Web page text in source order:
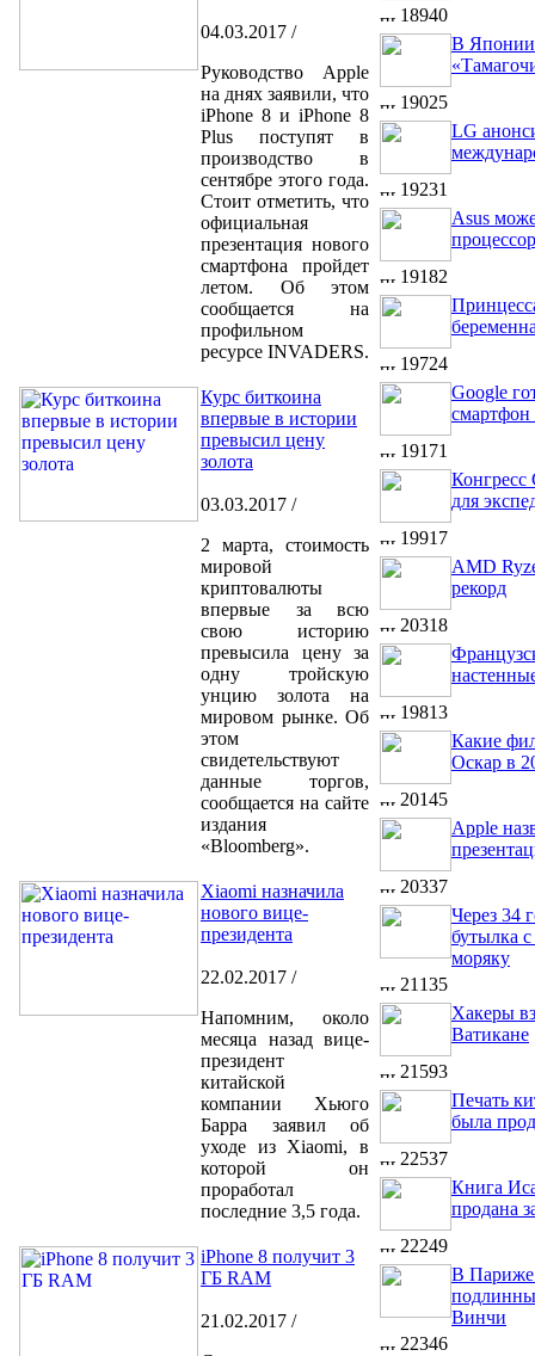
04.03.2017 /
Руководство Apple
на днях заявили, что
iPhone 8 и iPhone 8
Plus поступят в
производство в
сентябре этого года.
Стоит отметить, что
официальная
презентация нового
смартфона пройдет
летом. Об этом
сообщается на
профильном
ресурсе INVADERS.
Курс биткоина
впервые в истории
превысил цену
золота
03.03.2017 /
2 марта, стоимость
мировой
криптовалюты
впервые за всю
свою историю
превысила цену за
одну тройскую
унцию золота на
мировом рынке. Об
этом
свидетельствуют
данные торгов,
сообщается на сайте
издания
«Bloomberg».
Xiaomi назначила
нового вице-
президента
22.02.2017 /
Напомним, около
месяца назад вице-
президент
китайской
компании Хьюго
Барра заявил об
уходе из Xiaomi, в
которой он
проработал
последние 3,5 года.
iPhone 8 получит 3
ГБ RAM
21.02.2017 /
18940
В Японии
19025
LG
19231
Asus
19182
19724
Google
смартфон
19171
для
19917
AMD
рекорд
20318
19813
Какие
Оскар в
20145
Apple
20337
Через 34
бутылка с
моряку
21135
Хакеры
Ватикане
21593
Печать
была
22537
Книга
продана
22249
В Париже
Винчи
22346